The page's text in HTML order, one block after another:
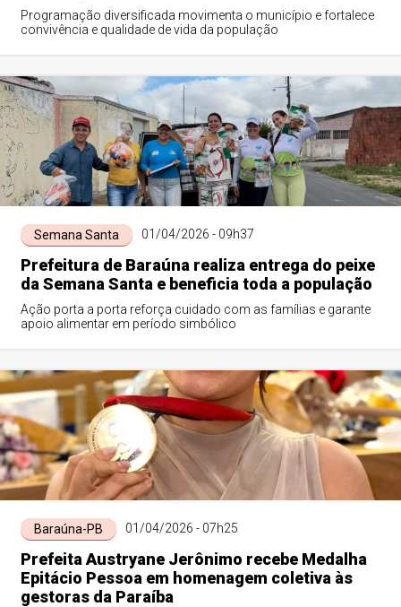
Programação diversificada movimenta o município e fortalece
convivência e qualidade de vida da população
Semana Santa 01/04/2026 - 09h37
Prefeitura de Baraúna realiza entrega do peixe
da Semana Santa e beneficia toda a população
Ação porta a porta reforça cuidado com as famílias e garante
apoio alimentar em período simbólico
Baraúna-PB 01/04/2026 - 07h25
Prefeita Austryane Jerônimo recebe Medalha
Epitácio Pessoa em homenagem coletiva às
gestoras da Paraíba